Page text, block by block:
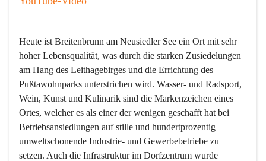
Heute ist Breitenbrunn am Neusiedler See ein Ort mit sehr
hoher Lebensqualität, was durch die starken Zusiedelungen
am Hang des Leithagebirges und die Errichtung des
Pußtawohnparks unterstrichen wird. Wasser- und Radsport,
Wein, Kunst und Kulinarik sind die Markenzeichen eines
Ortes, welcher es als einer der wenigen geschafft hat bei
Betriebsansiedlungen auf stille und hundertprozentig
umweltschonende Industrie- und Gewerbebetriebe zu
setzen. Auch die Infrastruktur im Dorfzentrum wurde